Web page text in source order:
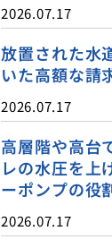
2026.07.17
放置された水
いた高額な請
2026.07.17
高層階や高台
レの水圧を上
ーポンプの役
2026.07.17